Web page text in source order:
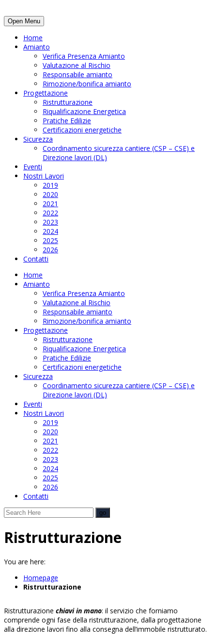
Open Menu
Home
Amianto
Verifica Presenza Amianto
Valutazione al Rischio
Responsabile amianto
Rimozione/bonifica amianto
Progettazione
Ristrutturazione
Riqualificazione Energetica
Pratiche Edilizie
Certificazioni energetiche
Sicurezza
Coordinamento sicurezza cantiere (CSP – CSE) e
Direzione lavori (DL)
Eventi
Nostri Lavori
2019
2020
2021
2022
2023
2024
2025
2026
Contatti
Home
Amianto
Verifica Presenza Amianto
Valutazione al Rischio
Responsabile amianto
Rimozione/bonifica amianto
Progettazione
Ristrutturazione
Riqualificazione Energetica
Pratiche Edilizie
Certificazioni energetiche
Sicurezza
Coordinamento sicurezza cantiere (CSP – CSE) e
Direzione lavori (DL)
Eventi
Nostri Lavori
2019
2020
2021
2022
2023
2024
2025
2026
Contatti
Ristrutturazione
You are here:
Homepage
Ristrutturazione
Ristrutturazione chiavi in mano: il servizio che forniamo
comprende ogni fase della ristrutturazione, dalla progettazione
alla direzione lavori fino alla consegna dell’immobile ristrutturato.